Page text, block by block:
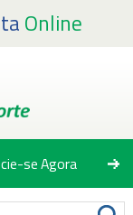
Online
se Agora